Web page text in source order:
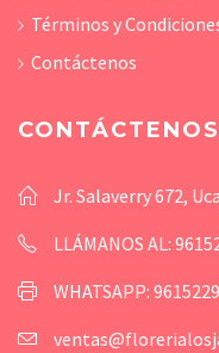
Términos y
Contáctenos
CONTÁCTENOS
Jr. Salaverry 672,
LLÁMANOS AL:
WHATSAPP: